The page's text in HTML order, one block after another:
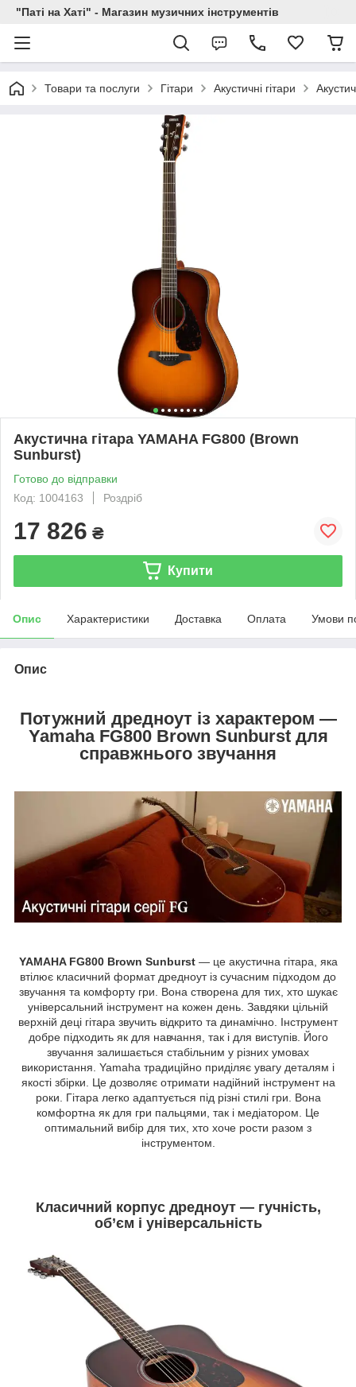
"Паті на Хаті" - Магазин музичних інструментів
Товари та послуги Гітари Акустичні гітари
Акустична гітара YAMAHA FG800 (Brown
Sunburst)
Готово до відправки
Код: 1004163
Роздріб
17 826 ₴
Купити
Опис Характеристики Доставка Оплата Умови
Опис
Потужний дредноут із характером —
Yamaha FG800 Brown Sunburst для
справжнього звучання
YAMAHA FG800 Brown Sunburst— це акустична гітара, яка
втілює класичний формат дредноут із сучасним підходом до
звучання та комфорту гри. Вона створена для тих, хто шукає
універсальний інструмент на кожен день. Завдяки цільній
верхній деці гітара звучить відкрито та динамічно. Інструмент
добре підходить як для навчання, так і для виступів. Його
звучання залишається стабільним у різних умовах
використання. Yamaha традиційно приділяє увагу деталям і
якості збірки. Це дозволяє отримати надійний інструмент на
роки. Гітара легко адаптується під різні стилі гри. Вона
комфортна як для гри пальцями, так і медіатором. Це
оптимальний вибір для тих, хто хоче рости разом з
інструментом.
Класичний корпус дредноут — гучність,
об’єм і універсальність